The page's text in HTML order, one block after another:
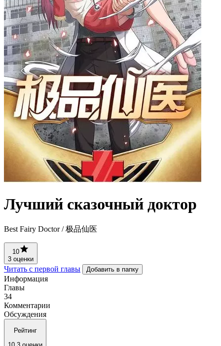
Лучший сказочный доктор
Best Fairy Doctor / 极品仙医
10
3 оценки
Читать с первой главы Добавить в папку
Информация
Главы
34
Комментарии
Обсуждения
Рейтинг